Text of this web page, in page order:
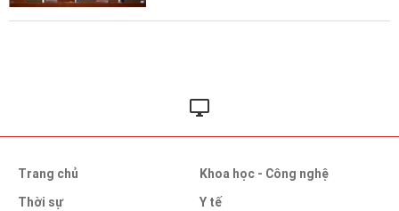
Trang chủ
Thời sự
Khoa học - Công nghệ
Y tế